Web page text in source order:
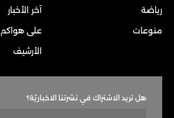
رياضة
منوعات
آخر الأخبار
على هواكم
الأرشيف
هل تريد الاشتراك في نشرتنا الاخباريّة؟